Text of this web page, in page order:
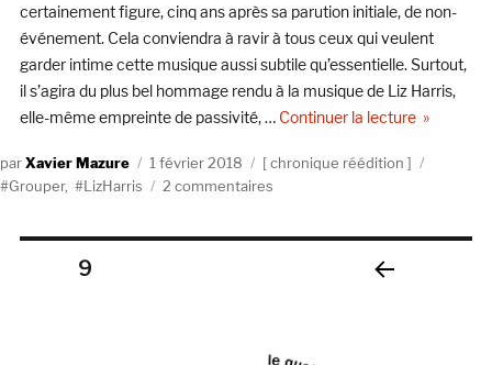
certainement figure, cinq ans après sa parution initiale, de non-
événement. Cela conviendra à ravir à tous ceux qui veulent
garder intime cette musique aussi subtile qu’essentielle. Surtout,
il s’agira du plus bel hommage rendu à la musique de Liz Harris,
elle-même empreinte de passivité, … Continuer la lecturede «
AuteurXavier Mazure
Publié
le
1 février 2018 Catégories
chronique réédition
Grouper, LizHarris 2 commentaires
Pagination
PAGE9